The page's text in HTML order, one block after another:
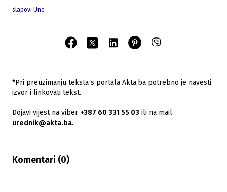
slapovi Une
*Pri preuzimanju teksta s portala Akta.ba potrebno je navesti
izvor i linkovati tekst.
Dojavi vijest na viber +387 60 331 55 03 ili na mail
urednik@akta.ba.
Komentari (0)